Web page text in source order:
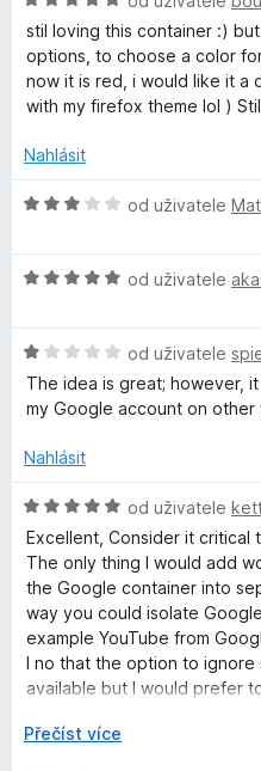
o
d
n
o
e
í
z
stil loving this container :)
options, to choose a color
now it is red, i would like it a
with my firefox theme lol )
Nahlásit
H
n
e
n
3
5
od uživatele
H
n
o
c
n
:
5
z
5
od uživatele
H
o
d
o
e
n
5
od uživatele
The idea is great; however,
my Google account on
Nahlásit
H
o
d
n
o
c
e
n
:
od uživatele
Excellent, Consider it critical
The only thing I would add
the Google container into
way you could isolate
example YouTube from
I no that the option to
available but I would prefer
R
Přečíst více